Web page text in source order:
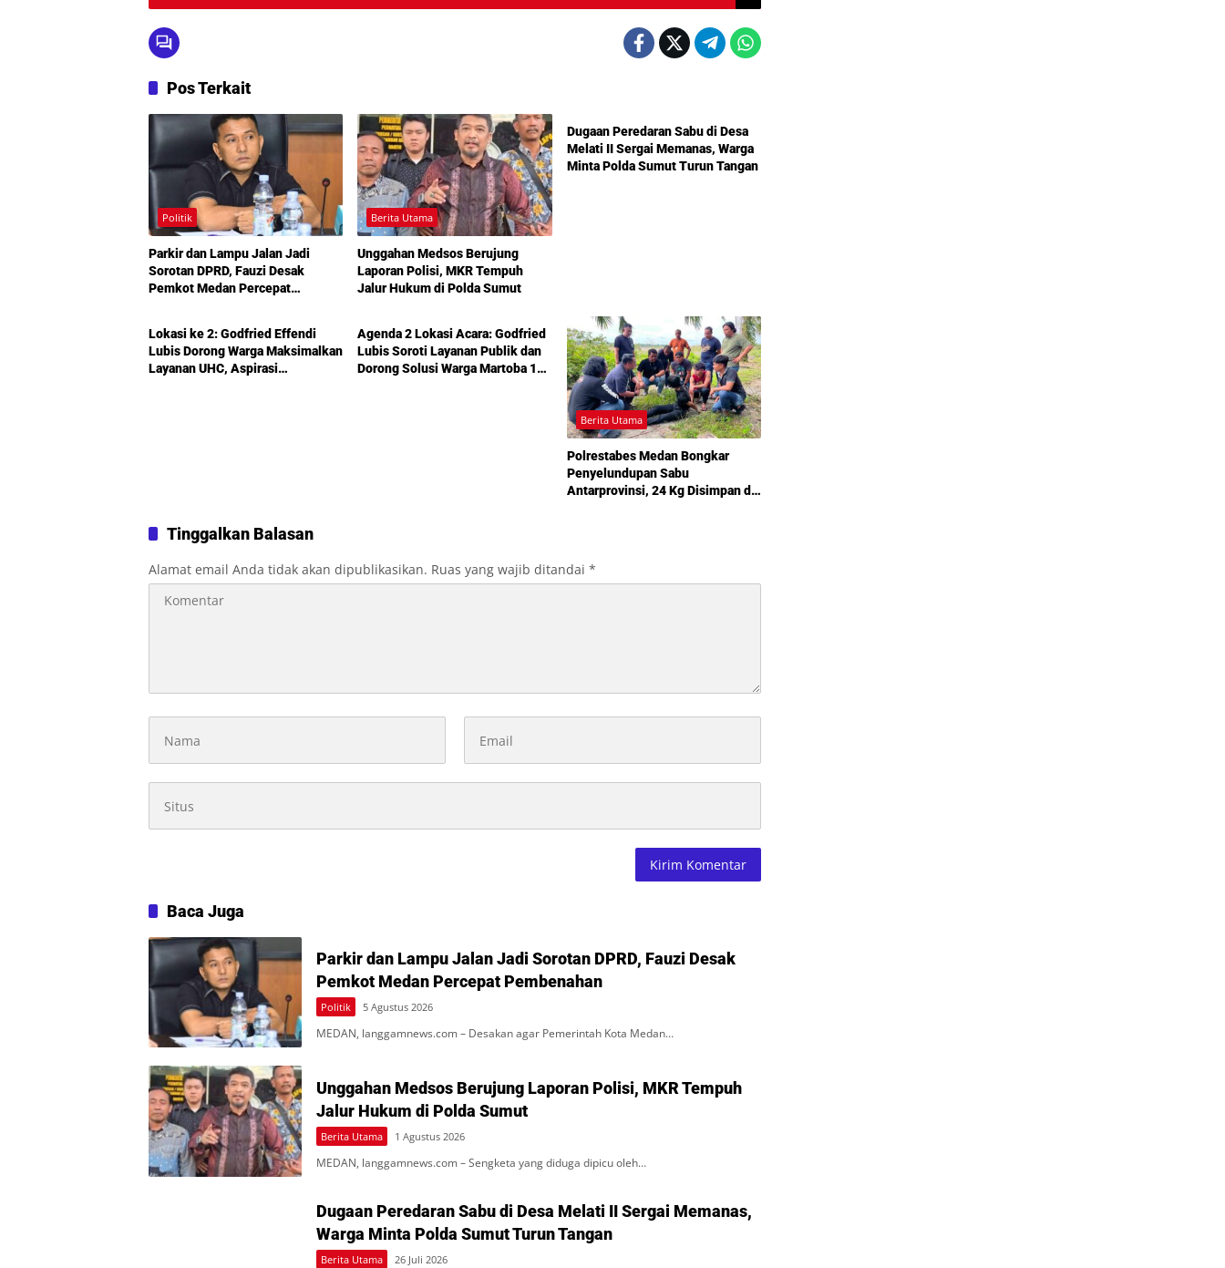
Pos Terkait
Politik
Parkir dan Lampu Jalan Jadi
Sorotan DPRD, Fauzi Desak
Pemkot Medan Percepat
Berita Utama
Unggahan Medsos Berujung
Laporan Polisi, MKR Tempuh
Jalur Hukum di Polda Sumut
Dugaan Peredaran Sabu di Desa
Melati II Sergai Memanas, Warga
Minta Polda Sumut Turun Tangan
Lokasi ke 2: Godfried Effendi
Lubis Dorong Warga Maksimalkan
Layanan UHC, Aspirasi
Agenda 2 Lokasi Acara: Godfried
Lubis Soroti Layanan Publik dan
Dorong Solusi Warga Martoba 1
Berita Utama
Polrestabes Medan Bongkar
Penyelundupan Sabu
Antarprovinsi, 24 Kg Disimpan di
Tinggalkan Balasan
Alamat email Anda tidak akan dipublikasikan. Ruas yang wajib ditandai *
Baca Juga
Parkir dan Lampu Jalan Jadi Sorotan DPRD, Fauzi Desak
Pemkot Medan Percepat Pembenahan
Politik 5 Agustus 2026
MEDAN, langgamnews.com – Desakan agar Pemerintah Kota Medan…
Unggahan Medsos Berujung Laporan Polisi, MKR Tempuh
Jalur Hukum di Polda Sumut
Berita Utama 1 Agustus 2026
MEDAN, langgamnews.com – Sengketa yang diduga dipicu oleh…
Dugaan Peredaran Sabu di Desa Melati II Sergai Memanas,
Warga Minta Polda Sumut Turun Tangan
Berita Utama 26 Juli 2026